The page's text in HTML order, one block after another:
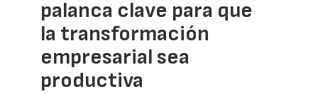
palanca clave para que
la transformación
empresarial sea
productiva